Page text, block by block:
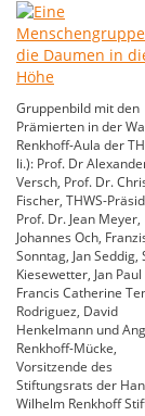
Gruppenbild mit den
Prämierten in der
Renkhoff-Aula der
li.): Prof. Dr
Versch, Prof. Dr.
Fischer, THWS-
Prof. Dr. Jean Meyer,
Johannes Och,
Sonntag, Jan Seddig,
Kiesewetter, Jan
Francis Catherine
Rodriguez, David
Henkelmann und
Renkhoff-Mücke,
Vorsitzende des
Stiftungsrats der
Wilhelm Renkhoff